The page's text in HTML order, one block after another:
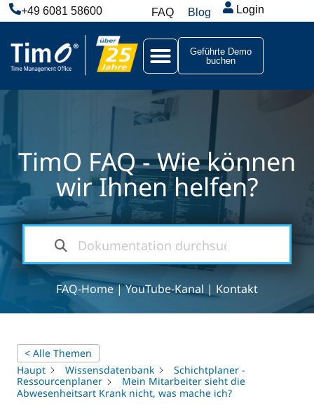
+49 6081 58600 FAQ Blog Login
Geführte Demo
buchen
TimO FAQ - Wie können
wir Ihnen helfen?
FAQ-Home|YouTube-Kanal | Kontakt
< Alle Themen
Haupt
Wissensdatenbank
Schichtplaner -
Ressourcenplaner
Mein Mitarbeiter sieht die
Abwesenheitsart Krank nicht, was mache ich?